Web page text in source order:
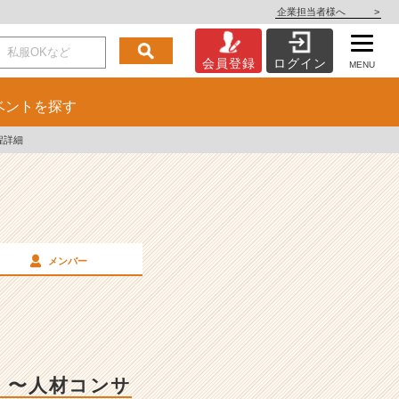
企業担当者様へ >
会員登録 ログイン MENU
ント を探す
詳細
メンバー
〜人材コンサ